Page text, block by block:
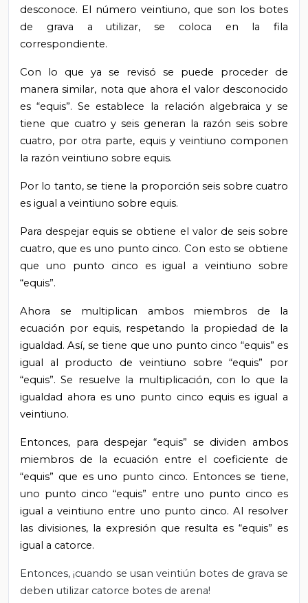
desconoce. El número veintiuno, que son los botes
de grava a utilizar, se coloca en la fila
correspondiente.
Con lo que ya se revisó se puede proceder de
manera similar, nota que ahora el valor desconocido
es “equis”. Se establece la relación algebraica y se
tiene que cuatro y seis generan la razón seis sobre
cuatro, por otra parte, equis y veintiuno componen
la razón veintiuno sobre equis.
Por lo tanto, se tiene la proporción seis sobre cuatro
es igual a veintiuno sobre equis.
Para despejar equis se obtiene el valor de seis sobre
cuatro, que es uno punto cinco. Con esto se obtiene
que uno punto cinco es igual a veintiuno sobre
“equis”.
Ahora se multiplican ambos miembros de la
ecuación por equis, respetando la propiedad de la
igualdad. Así, se tiene que uno punto cinco “equis” es
igual al producto de veintiuno sobre “equis” por
“equis”. Se resuelve la multiplicación, con lo que la
igualdad ahora es uno punto cinco equis es igual a
veintiuno.
Entonces, para despejar “equis” se dividen ambos
miembros de la ecuación entre el coeficiente de
“equis” que es uno punto cinco. Entonces se tiene,
uno punto cinco “equis” entre uno punto cinco es
igual a veintiuno entre uno punto cinco. Al resolver
las divisiones, la expresión que resulta es “equis” es
igual a catorce.
Entonces, ¡cuando se usan veintiún botes de grava se
deben utilizar catorce botes de arena!